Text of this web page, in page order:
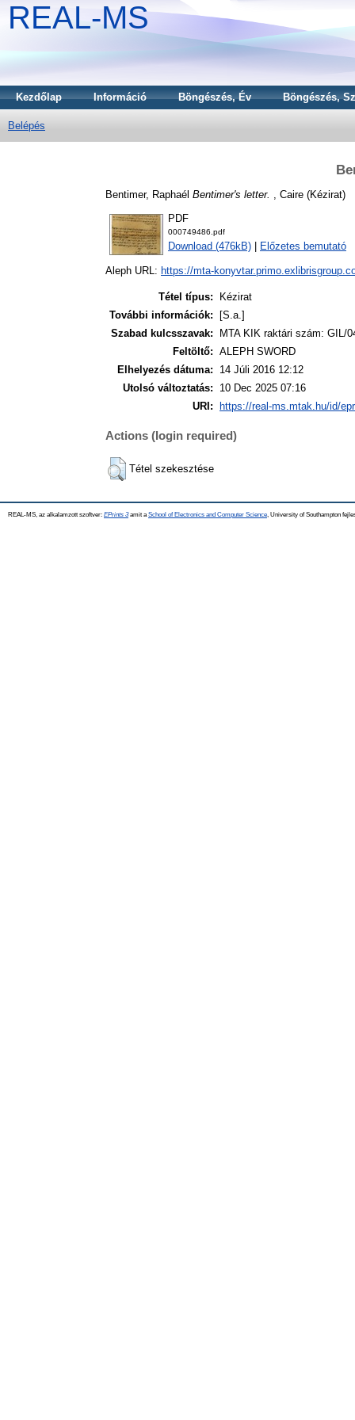
REAL-MS
Kezdőlap Információ Böngészés, Év Böngészés,
Belépés
Bentimer, Raphaél Bentimer's letter. , Caire (Kézirat)
PDF
000749486.pdf
Download (476kB) Előzetes bemutató
Aleph URL: https://mta-
Tétel típus:
Kézirat
További információk:
[S.a.]
Szabad kulcsszavak:
MTA KIK raktári szám: GIL/
Feltöltő: ALEPH SWORD
Elhelyezés dátuma:
14 Júli 2016 12:12
Utolsó változtatás:
10 Dec 2025 07:16
URI:
https://real-ms.mtak.hu/id/
Actions (login required)
Tétel szekesztése
REAL-MS, az alkalamzott szoftver: EPrints 3amit a School of Electronics and Computer Science , University of Southampton